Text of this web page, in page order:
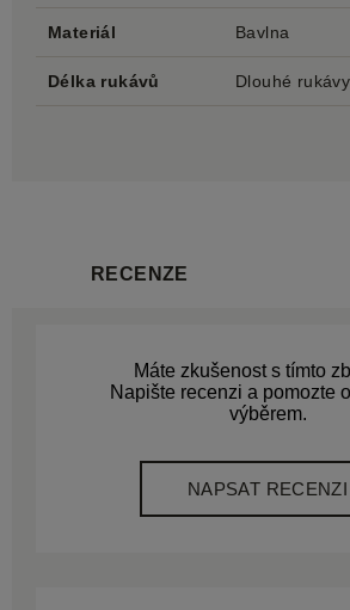
Materiál Bavlna
Délka rukávů Dlouhé rukávy
RECENZE
Máte zkušenost s tímto
Napište recenzi a pomozte
výběrem.
NAPSAT RECENZI